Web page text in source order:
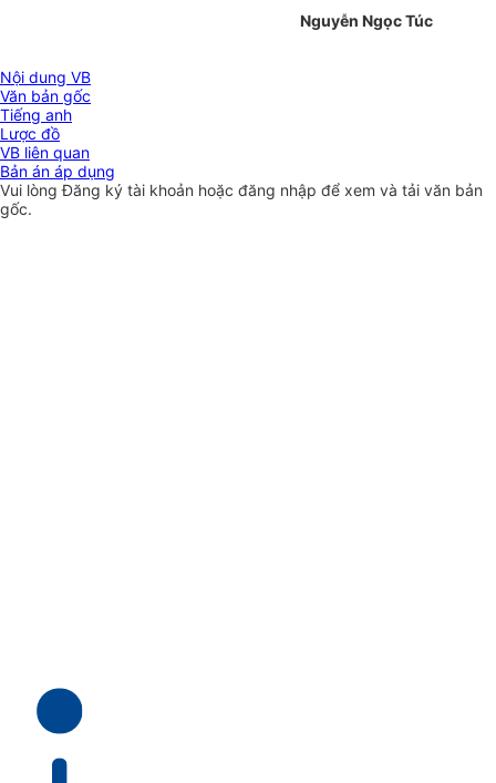
Nguyễn Ngọc Túc
Nội dung VB
Văn bản gốc
Tiếng anh
Lược đồ
VB liên quan
Bản án áp dụng
Vui lòngĐăng ký tài khoản hoặc đăng nhập để xem và tải văn bản
gốc.